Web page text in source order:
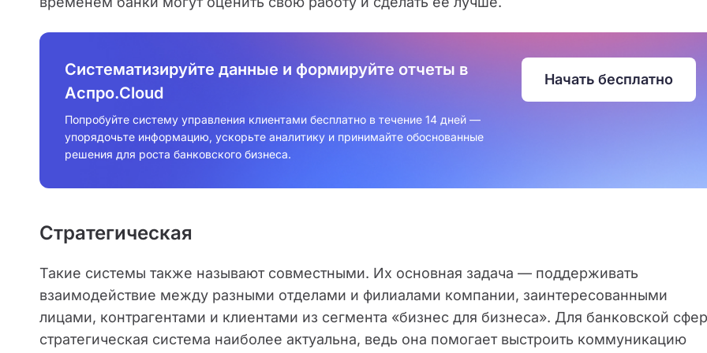
Систематизируйте данные и формируйте отчеты в
Аспро.Cloud
Попробуйте систему управления клиентами бесплатно в течение 14 дней —
упорядочьте информацию, ускорьте аналитику и принимайте обоснованные
решения для роста банковского бизнеса.
Начать бесплатно
Стратегическая
Такие системы также называют совместными. Их основная задача — поддерживать
взаимодействие между разными отделами и филиалами компании, заинтересованными
лицами, контрагентами и клиентами из сегмента «бизнес для бизнеса». Для банковской
стратегическая система наиболее актуальна, ведь она помогает выстроить коммуникацию